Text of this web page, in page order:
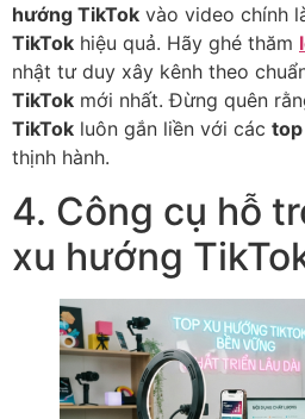
hướng TikTok vào video chính
TikTok hiệu quả. Hãy ghé thăm
nhật tư duy xây kênh theo
TikTok mới nhất. Đừng quên
TikTok luôn gắn liền với các
thịnh hành.
4. Công cụ hỗ
xu hướng